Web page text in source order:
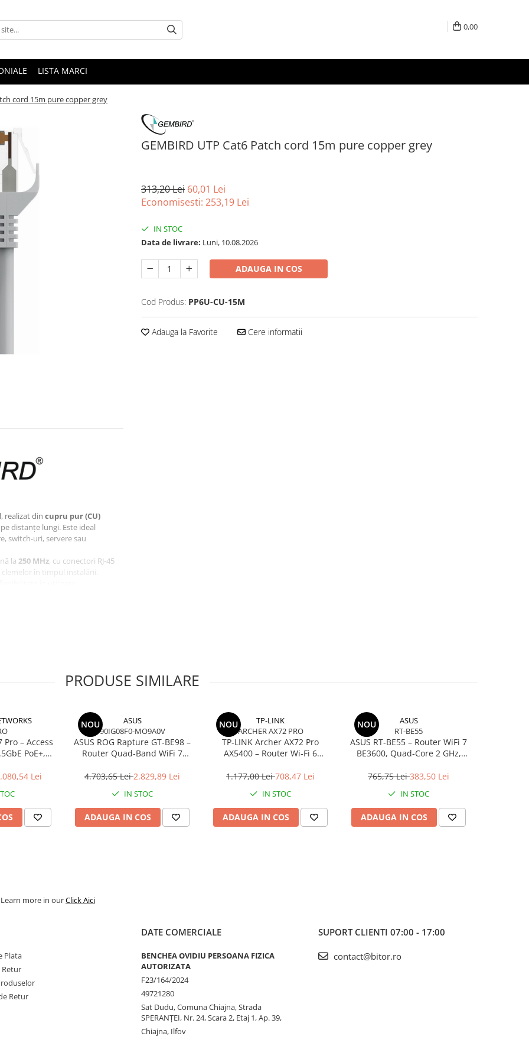
0,00
LISTA MARCI
cord 15m pure copper grey
GEMBIRD UTP Cat6 Patch cord 15m pure copper grey
313,20 Lei 60,01 Lei
Economisesti: 253,19 Lei
IN STOC
Data de livrare: Luni, 10.08.2026
ADAUGA IN COS
Cod Produs: PP6U-CU-15M
Adauga la Favorite Cere informatii
realizat din cupru pur (CU)
distanțe lungi. Este ideal
switch‑uri, servere sau
la 250 MHz, cu conectori RJ‑45
clemelor în timpul instalării.
sau rack‑uri
PRODUSE SIMILARE
– Access
PoE+,
Lei
NOU
ASUS
90IG08F0-MO9A0V
ASUS ROG Rapture GT‑BE98 –
Router Quad‑Band WiFi 7
Gaming, AiMesh
4.703,65 Lei2.829,89 Lei
IN STOC
ADAUGA IN COS
NOU
TP-LINK
ARCHER AX72 PRO
TP‑LINK Archer AX72 Pro
AX5400 – Router Wi‑Fi 6
Antene, Port 2.5Gbps
1.177,00 Lei708,47 Lei
IN STOC
ADAUGA IN COS
NOU
ASUS
RT-BE55
ASUS RT‑BE55 – Router WiFi 7
BE3600, Quad‑Core 2 GHz,
765,75 Lei383,50 Lei
IN STOC
ADAUGA IN COS
more in ourClick Aici
Plata
Retur
Retur
DATE COMERCIALE
BENCHEA OVIDIU PERSOANA FIZICA
AUTORIZATA
F23/164/2024
49721280
Sat Dudu, Comuna Chiajna, Strada
SPERANŢEI, Nr. 24, Scara 2, Etaj 1, Ap. 39,
Chiajna, Ilfov
SUPORT CLIENTI 07:00 - 17:00
contact@bitor.ro